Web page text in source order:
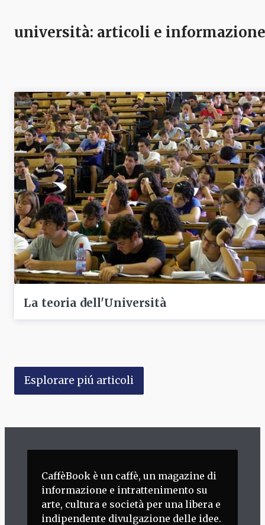
università: articoli e informazione
La teoria dell'Università
Esplorare piú articoli
CaffèBook è un caffè, un magazine di
informazione e intrattenimento su
arte, cultura e società per una libera e
indipendente divulgazione delle idee.